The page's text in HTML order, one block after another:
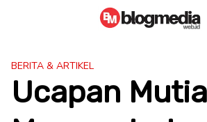
BERITA & ARTIKEL
Ucapan